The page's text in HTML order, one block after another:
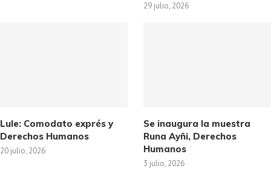
29 julio, 2026
Lule: Comodato exprés y
Derechos Humanos
20 julio, 2026
Se inaugura la muestra
Runa Ayñi, Derechos
Humanos
3 julio, 2026